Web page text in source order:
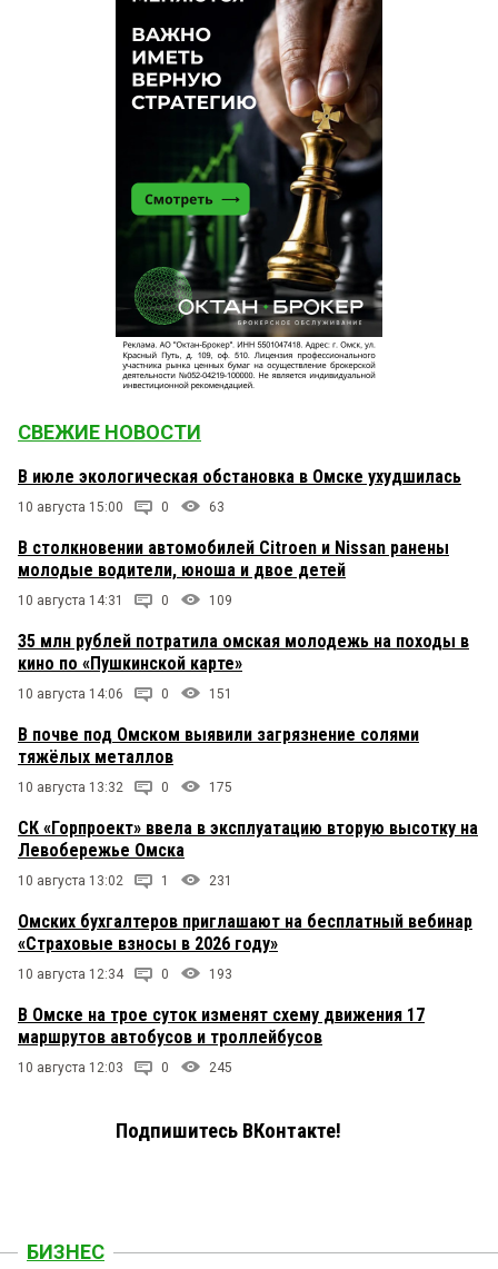
СВЕЖИЕ НОВОСТИ
В июле экологическая обстановка в Омске ухудшилась
10 августа 15:00 0 63
В столкновении автомобилей Citroen и Nissan ранены
молодые водители, юноша и двое детей
10 августа 14:31 0 109
35 млн рублей потратила омская молодежь на походы в
кино по «Пушкинской карте»
10 августа 14:06 0 151
В почве под Омском выявили загрязнение солями
тяжёлых металлов
10 августа 13:32 0 175
СК «Горпроект» ввела в эксплуатацию вторую высотку на
Левобережье Омска
10 августа 13:02 1 231
Омских бухгалтеров приглашают на бесплатный вебинар
«Страховые взносы в 2026 году»
10 августа 12:34 0 193
В Омске на трое суток изменят схему движения 17
маршрутов автобусов и троллейбусов
10 августа 12:03 0 245
Подпишитесь ВКонтакте!
БИЗНЕС